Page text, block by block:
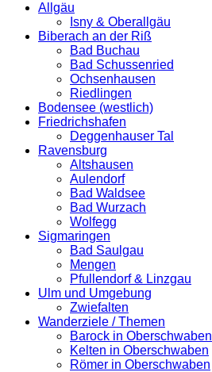
Allgäu
Isny & Oberallgäu
Biberach an der Riß
Bad Buchau
Bad Schussenried
Ochsenhausen
Riedlingen
Bodensee (westlich)
Friedrichshafen
Deggenhauser Tal
Ravensburg
Altshausen
Aulendorf
Bad Waldsee
Bad Wurzach
Wolfegg
Sigmaringen
Bad Saulgau
Mengen
Pfullendorf & Linzgau
Ulm und Umgebung
Zwiefalten
Wanderziele / Themen
Barock in Oberschwaben
Kelten in Oberschwaben
Römer in Oberschwaben